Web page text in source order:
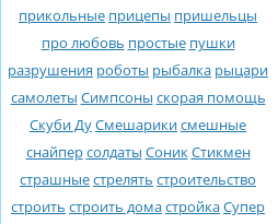
прикольные прицепы пришельцы
про любовь простые пушки
разрушения роботы рыбалка рыцари
самолеты Симпсоны скорая помощь
Скуби ДуСмешарикисмешные
снайперсолдаты СоникСтикмен
страшныестрелять строительство
строить строить домастройкаСупер